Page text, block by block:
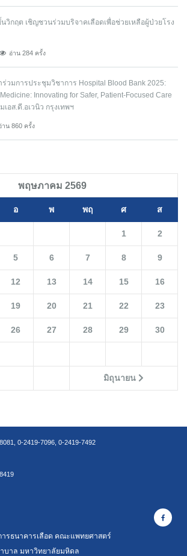
วิกฤต เชิญชวนร่วมบริจาคเลือดเพื่อช่วยเหลือผู้ป่วยโรง
อ่าน 284 ครั้ง
วมการประชุมวิชาการ Hospital Blood Bank 2025:
Innovating for Safer, Patient-Focused Care
อส.ดี.อเวนิว กรุงเทพฯ
าน 860 ครั้ง
พฤษภาคม 2569
อ พ พฤ ศ ส
มิถุนายน
1 2
5 6 7 8 9
12 13 14 15 16
19 20 21 22 23
26 27 28 29 30
0-2419-7096, 0-2419-7492
ารธนาคารเลือด คณะแพทยศาสตร์
บาล มหาวิทยาลัยมหิดล